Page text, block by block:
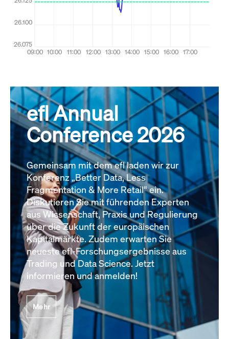
efl Annual
Conference 2026
Gemeinsam mit dem efl laden wir zur
Konferenz „Better Data, Less
Fragmentation & More Retail“ ein.
Diskutieren Sie mit führenden Experten
aus Wissenschaft, Praxis und Regulierung
über die Zukunft der europäischen
Kapitalmärkte. Zudem erwarten Sie
neueste efl-Forschungsergebnisse aus
Trading und Data Science. Jetzt
informieren und anmelden!
Mehr